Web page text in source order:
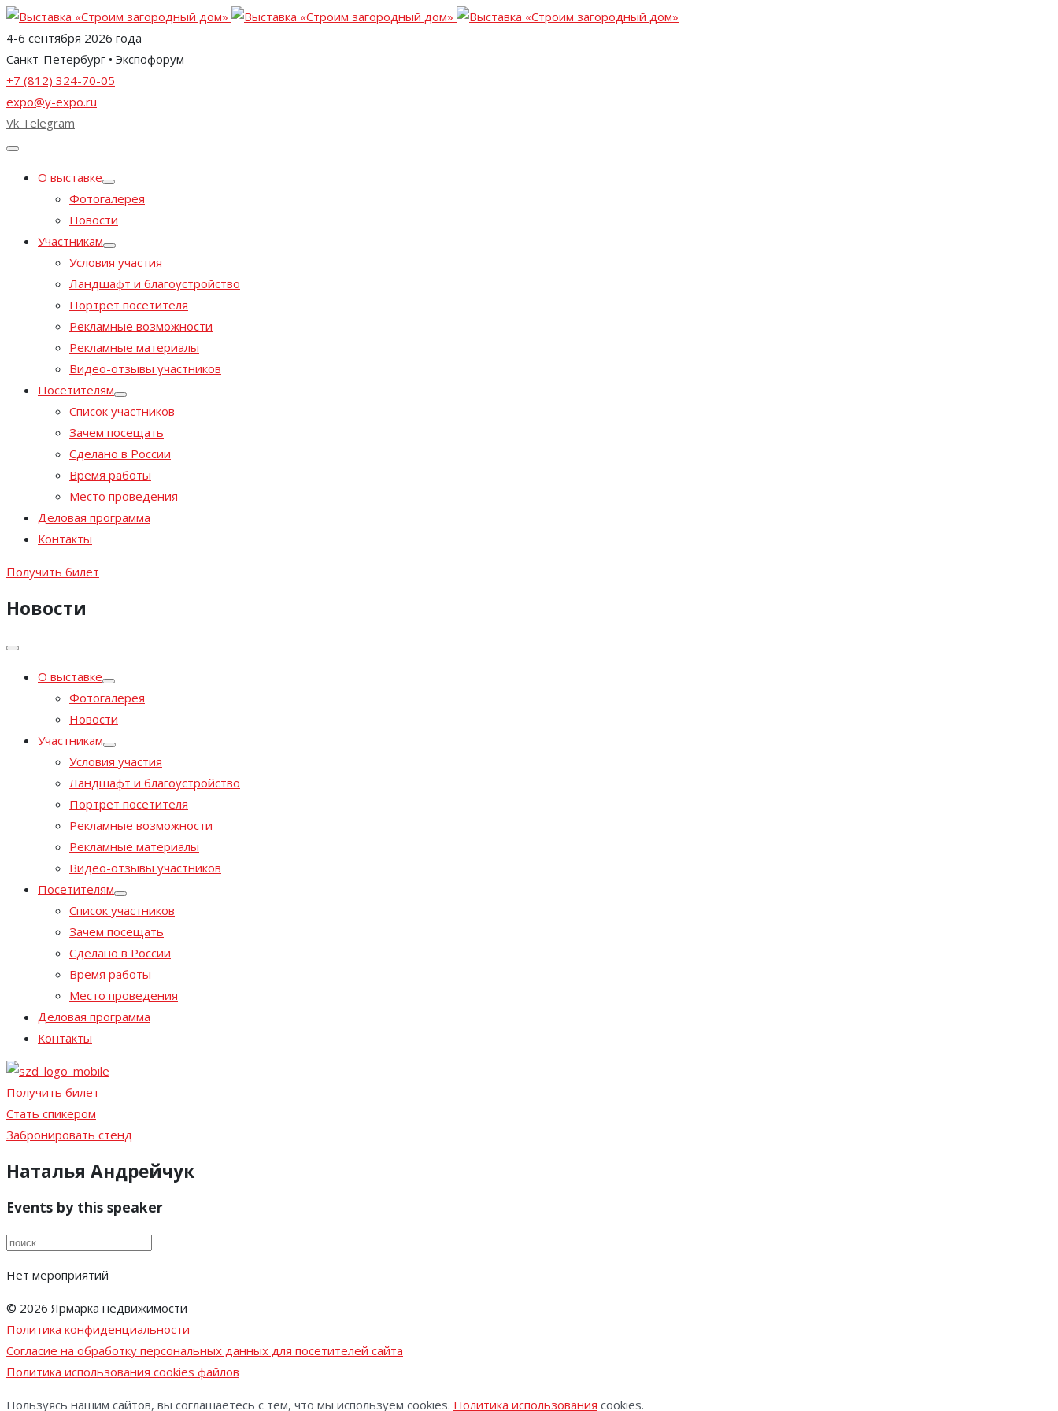
4-6 сентября 2026 года
Санкт-Петербург • Экспофорум
+7 (812) 324-70-05
expo@y-expo.ru
Vk Telegram
О выставке
Фотогалерея
Новости
Участникам
Условия участия
Ландшафт и благоустройство
Портрет посетителя
Рекламные возможности
Рекламные материалы
Видео-отзывы участников
Посетителям
Список участников
Зачем посещать
Сделано в России
Время работы
Место проведения
Деловая программа
Контакты
Получить билет
Новости
О выставке
Фотогалерея
Новости
Участникам
Условия участия
Ландшафт и благоустройство
Портрет посетителя
Рекламные возможности
Рекламные материалы
Видео-отзывы участников
Посетителям
Список участников
Зачем посещать
Сделано в России
Время работы
Место проведения
Деловая программа
Контакты
Получить билет
Стать спикером
Забронировать стенд
Наталья Андрейчук
Events by this speaker
Нет мероприятий
© 2026 Ярмарка недвижимости
Политика конфиденциальности
Согласие на обработку персональных данных для посетителей сайта
Политика использования cookies файлов
Пользуясь нашим сайтов, вы соглашаетесь с тем, что мы используем cookies. Политика использования cookies.